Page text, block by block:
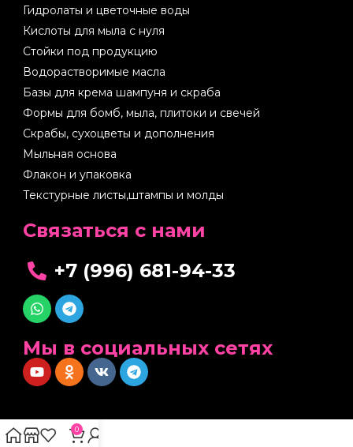
Гидролаты и цветочные воды
Кислоты для мыла с нуля
Стойки под продукцию
Водорастворимые масла
Базы для крема шампуня и скраба
Формы для бомб, мыла, плитоки и свечей
Скрабы, сухоцветы и дополнения
Мыльная основа
Флакон и упаковка
Текстурные листы,штампы и молды
Cвязаться с нами
+7 (996) 681-94-33
Мы в социальных сетях
0